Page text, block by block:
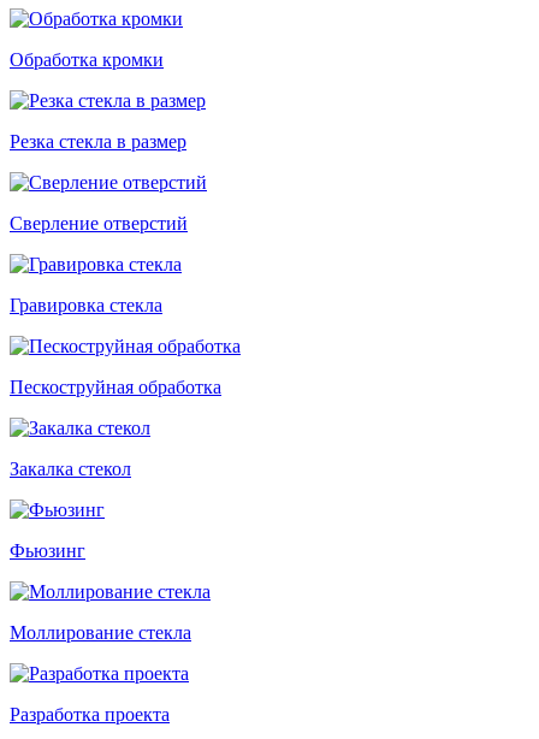
Обработка кромки
Резка стекла в размер
Сверление отверстий
Гравировка стекла
Пескоструйная обработка
Закалка стекол
Фьюзинг
Моллирование стекла
Разработка проекта